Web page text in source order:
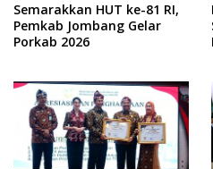
Semarakkan HUT ke-81 RI,
Pemkab Jombang Gelar
Porkab 2026